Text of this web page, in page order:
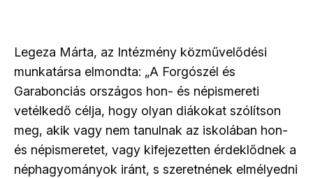
Legeza Márta, az Intézmény közművelődési
munkatársa elmondta: „A Forgószél és
Garabonciás országos hon- és népismereti
vetélkedő célja, hogy olyan diákokat szólítson
meg, akik vagy nem tanulnak az iskolában hon-
és népismeretet, vagy kifejezetten érdeklődnek a
néphagyományok iránt, s szeretnének elmélyedni